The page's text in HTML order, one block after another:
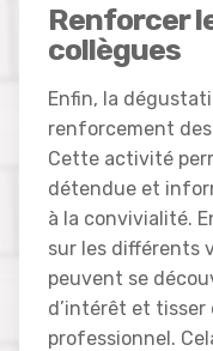
Renforcer
collègues
Enfin, la
renforcement
Cette activité
détendue et
à la convivialité.
sur les différents
peuvent se
d’intérêt et tisser
professionnel.